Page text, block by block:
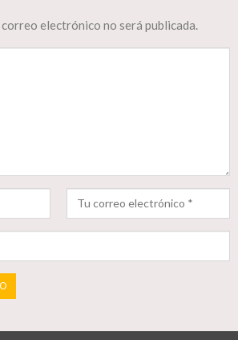
correo electrónico no será publicada.